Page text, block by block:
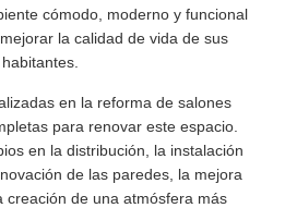
cómodo, moderno y funcional
la calidad de vida de sus
habitantes.
en la reforma de salones
para renovar este espacio.
en la distribución, la instalación
de las paredes, la mejora
creación de una atmósfera más